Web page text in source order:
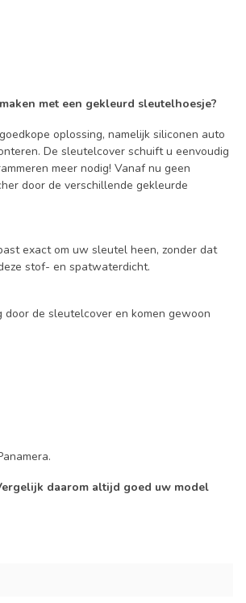
met een gekleurd sleutelhoesje?
oplossing, namelijk siliconen auto
De sleutelcover schuift u eenvoudig
meer nodig! Vanaf nu geen
door de verschillende gekleurde
exact om uw sleutel heen, zonder dat
stof- en spatwaterdicht.
de sleutelcover en komen gewoon
daarom altijd goed uw model